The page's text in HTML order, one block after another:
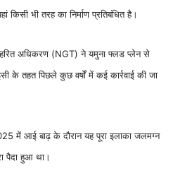
भी तरह का निर्माण प्रतिबंधित है।
हरित अधिकरण (NGT) ने यमुना फ्लड प्लेन से
के तहत पिछले कुछ वर्षों में कई कार्रवाई की जा
में आई बाढ़ के दौरान यह पूरा इलाका जलमग्न
पैदा हुआ था।